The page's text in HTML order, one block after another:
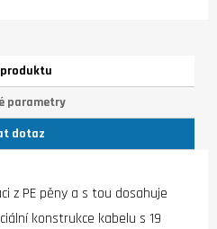
produktu
parametry
dotaz
z PE pěny a s tou dosahuje
konstrukce kabelu s 19